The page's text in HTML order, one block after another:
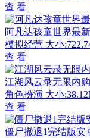
查 看
阿凡达孩童世界最
模拟经营 大小
查 看
江湖风云录无限内
角色扮演 大小
查 看
僵尸撤退1完结版安